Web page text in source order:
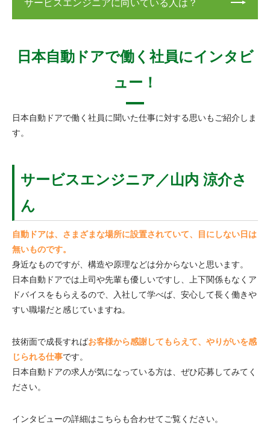
サービスエンジニアに向いている人は？
日本自動ドアで働く社員にインタビ
ュー！
日本自動ドアで働く社員に聞いた仕事に対する思いもご紹介しま
す。
サービスエンジニア／山内 涼介さ
ん
自動ドアは、さまざまな場所に設置されていて、目にしない日は
無いものです。
身近なものですが、構造や原理などは分からないと思います。
日本自動ドアでは上司や先輩も優しいですし、上下関係もなくア
ドバイスをもらえるので、入社して学べば、安心して長く働きや
すい職場だと感じていますね。
技術面で成長すればお客様から感謝してもらえて、やりがいを感
じられる仕事です。
日本自動ドアの求人が気になっている方は、ぜひ応募してみてく
ださい。
インタビューの詳細はこちらも合わせてご覧ください。